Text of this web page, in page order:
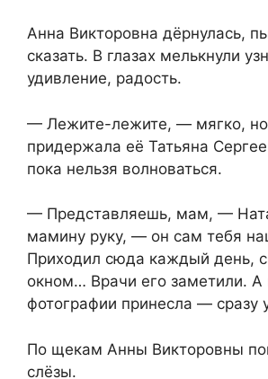
Анна Викторовна дёрнулась,
сказать. В глазах мелькнули
удивление, радость.
— Лежите-лежите, — мягко,
придержала её Татьяна
пока нельзя волноваться.
— Представляешь, мам, —
мамину руку, — он сам тебя
Приходил сюда каждый день,
окном… Врачи его заметили. А
фотографии принесла — сразу
По щекам Анны Викторовны
слёзы.